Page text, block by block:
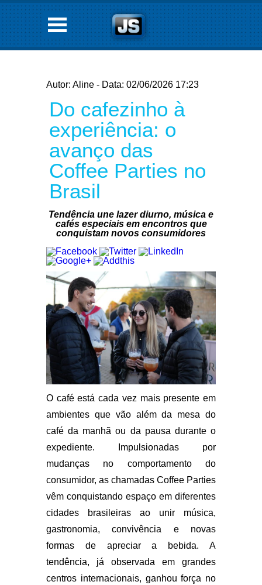
Autor: Aline - Data: 02/06/2026 17:23
Do cafezinho à
experiência: o
avanço das
Coffee Parties no
Brasil
Tendência une lazer diurno, música e
cafés especiais em encontros que
conquistam novos consumidores
O café está cada vez mais presente em
ambientes que vão além da mesa do
café da manhã ou da pausa durante o
expediente. Impulsionadas por
mudanças no comportamento do
consumidor, as chamadas Coffee Parties
vêm conquistando espaço em diferentes
cidades brasileiras ao unir música,
gastronomia, convivência e novas
formas de apreciar a bebida. A
tendência, já observada em grandes
centros internacionais, ganhou força no